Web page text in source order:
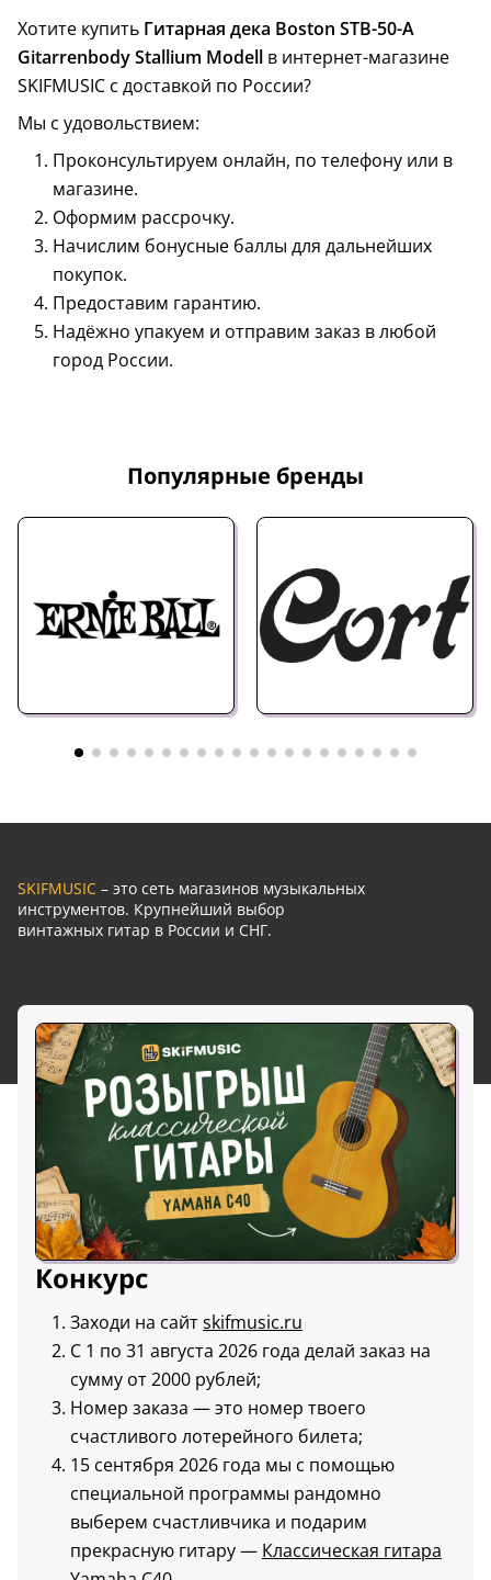
Хотите купить Гитарная дека Boston STB-50-A
Gitarrenbody Stallium Modell в интернет-магазине
SKIFMUSIC с доставкой по России?
Мы с удовольствием:
Проконсультируем онлайн, по телефону или в
магазине.
Оформим рассрочку.
Начислим бонусные баллы для дальнейших
покупок.
Предоставим гарантию.
Надёжно упакуем и отправим заказ в любой
город России.
Популярные бренды
SKIFMUSIC – это сеть магазинов музыкальных
инструментов. Крупнейший выбор
винтажных гитар в России и СНГ.
Конкурс
Заходи на сайтskifmusic.ru
С 1 по 31 августа 2026 года делай заказ на
сумму от 2000 рублей;
Номер заказа — это номер твоего
счастливого лотерейного билета;
15 сентября 2026 года мы с помощью
специальной программы рандомно
выберем счастливчика и подарим
прекрасную гитару — Классическая гитара